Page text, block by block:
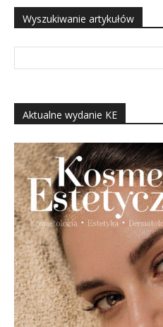
Wyszukiwanie artykułów
Aktualne wydanie KE